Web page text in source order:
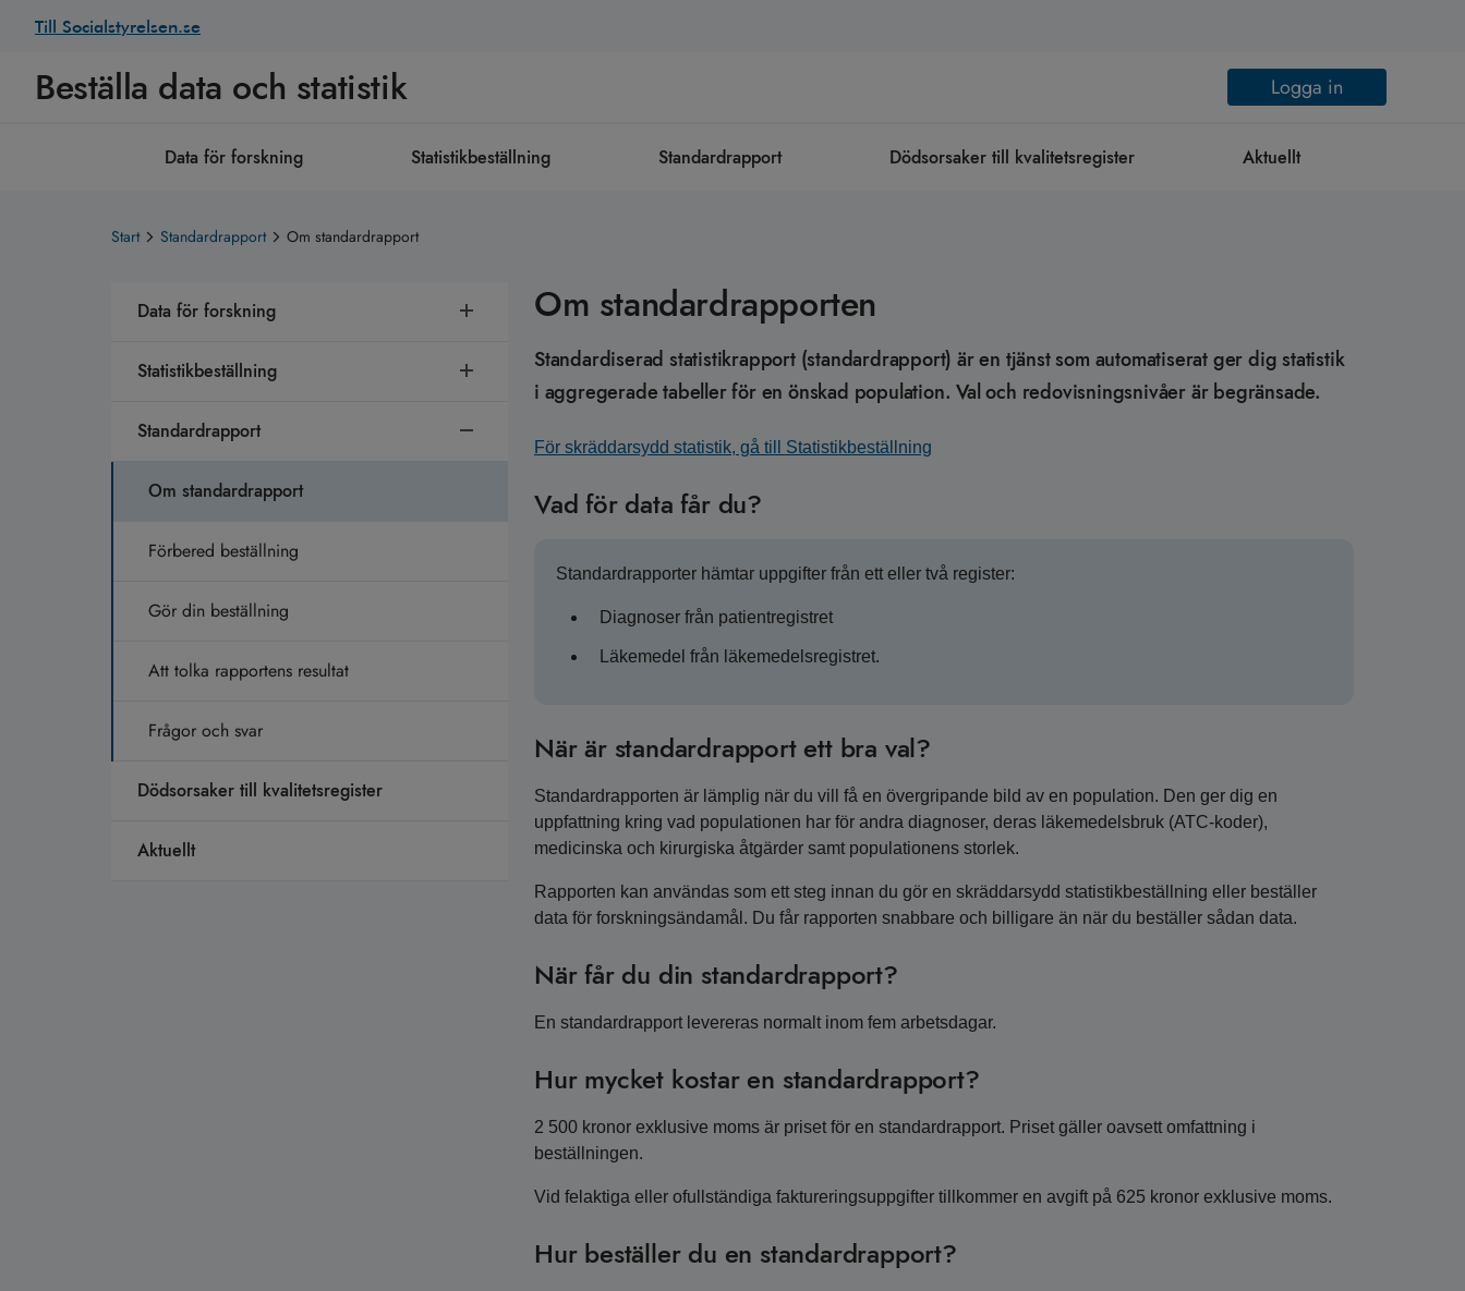
Till Socialstyrelsen.se
Beställa data och statistik Logga in
Data för forskning Statistikbeställning Standardrapport Dödsorsaker till kvalitetsregister Aktuellt
Start Standardrapport Om standardrapport
Data för forskning
Statistikbeställning
Standardrapport
Om standardrapport
Förbered beställning
Gör din beställning
Att tolka rapportens resultat
Frågor och svar
Dödsorsaker till kvalitetsregister
Aktuellt
Om standardrapporten
Standardiserad statistikrapport (standardrapport) är en tjänst som automatiserat ger dig statistik
i aggregerade tabeller för en önskad population. Val och redovisningsnivåer är begränsade.
För skräddarsydd statistik, gå till Statistikbeställning
Vad för data får du?
Standardrapporter hämtar uppgifter från ett eller två register:
Diagnoser från patientregistret
Läkemedel från läkemedelsregistret.
När är standardrapport ett bra val?
Standardrapporten är lämplig när du vill få en övergripande bild av en population. Den ger dig en
uppfattning kring vad populationen har för andra diagnoser, deras läkemedelsbruk (ATC-koder),
medicinska och kirurgiska åtgärder samt populationens storlek.
Rapporten kan användas som ett steg innan du gör en skräddarsydd statistikbeställning eller beställer
data för forskningsändamål. Du får rapporten snabbare och billigare än när du beställer sådan data.
När får du din standardrapport?
En standardrapport levereras normalt inom fem arbetsdagar.
Hur mycket kostar en standardrapport?
2 500 kronor exklusive moms är priset för en standardrapport. Priset gäller oavsett omfattning i
beställningen.
Vid felaktiga eller ofullständiga faktureringsuppgifter tillkommer en avgift på 625 kronor exklusive moms.
Hur beställer du en standardrapport?